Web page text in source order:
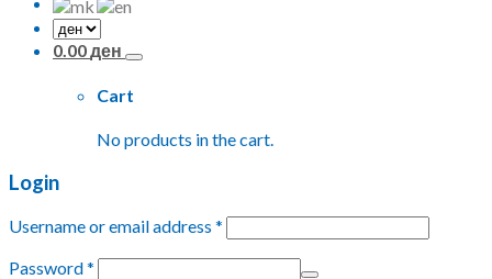
0.00ден
Cart
No products in the cart.
Login
Username or email address *
Password*